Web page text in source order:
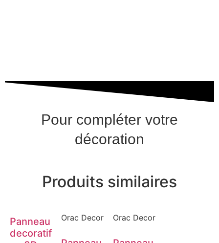
Pour compléter votre
décoration
Produits similaires
Panneau
decoratif
Orac Decor Orac Decor